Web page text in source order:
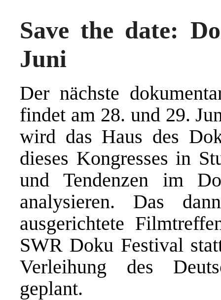
Save the date:
Juni
Der nächste
findet am 28. und 29.
wird das Haus des
dieses Kongresses in
und Tendenzen im
analysieren. Das
ausgerichtete
SWR Doku Festival
Verleihung des
geplant.